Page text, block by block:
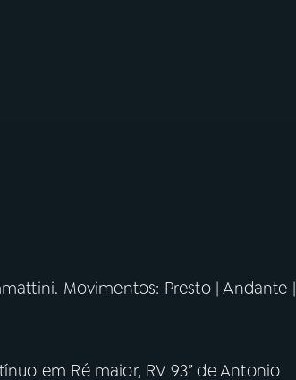
Movimentos: Presto | Andante |
em Ré maior, RV 93” de Antonio